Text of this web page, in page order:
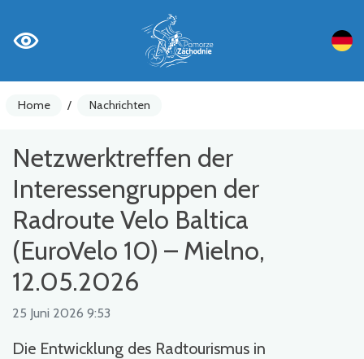
Home / Nachrichten
Netzwerktreffen der
Interessengruppen der
Radroute Velo Baltica
(EuroVelo 10) – Mielno,
12.05.2026
25 Juni 2026 9:53
Die Entwicklung des Radtourismus in